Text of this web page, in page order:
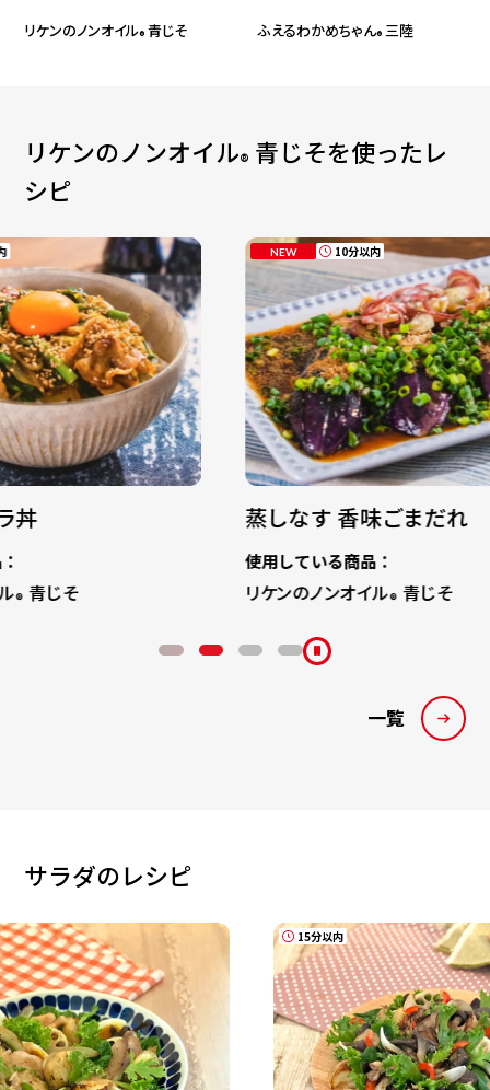
リケンのノンオイル® 青じそ ふえるわかめちゃん®三陸
リケンのノンオイル® 青じそを使ったレ
シピ
10分以内
蒸しなす 香味ごまだれ
リケンのノンオイル 青じそ
コーン
リケンの
一覧
サラダのレシピ
15分以内 15分以内